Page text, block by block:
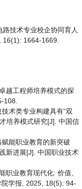
技术专业校企协同育人
16(1): 1664-1669.
越工程师培养模式的探
108.
术类专业构建具有“双
培养模式研究[J]. 中国信
能职业教育的新突破
新进展[J]. 中国职业技术
职业教育现代化: 价值、
学报, 2025, 18(5): 94-